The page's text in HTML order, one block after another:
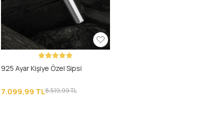
925 Ayar Kişiye Özel Sipsi
7.099,99 TL8.519,99 TL